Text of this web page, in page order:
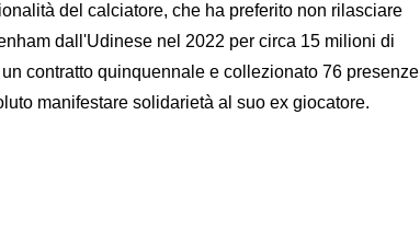
del calciatore, che ha preferito non rilasciare
dall'Udinese nel 2022 per circa 15 milioni di
contratto quinquennale e collezionato 76 presenze
manifestare solidarietà al suo ex giocatore.